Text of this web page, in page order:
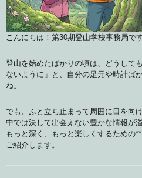
こんにちは！第30期登山学校事務局です
登山を始めたばかりの頃は、どうして
ないように」と、自分の足元や時計ば
ね。
でも、ふと立ち止まって周囲に目を向
中では決して出会えない豊かな情報が
もっと深く、もっと楽しくするための
ご紹介します。